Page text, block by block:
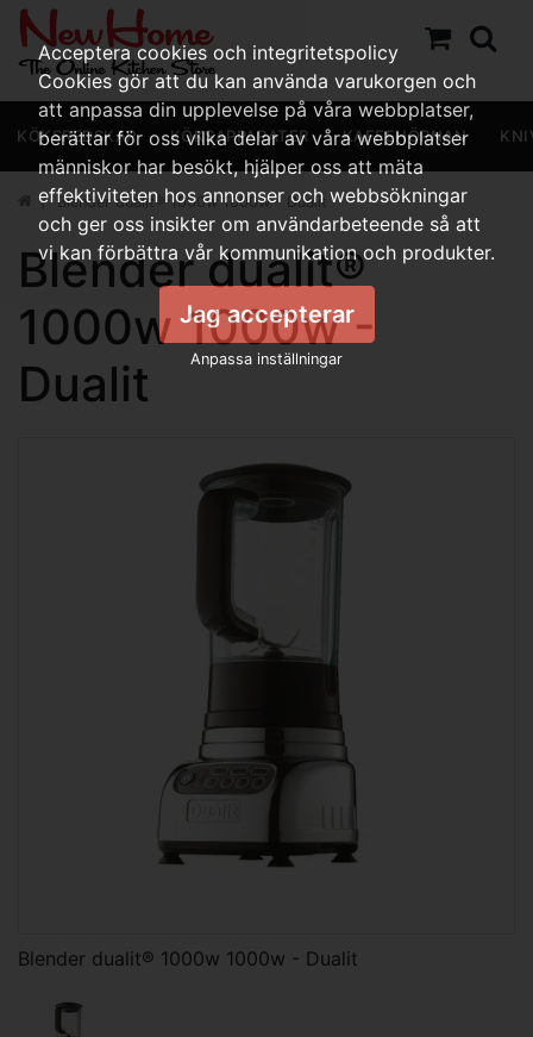
KÖKSREDSKAP KÖKSAPPARATER KAFFEHÖRNAN
Blender dualit® 1000w 1000w - Dualit
Blender dualit®
1000w 1000w -
Dualit
Blender dualit® 1000w 1000w - Dualit
Acceptera cookies och integritetspolicy
Cookies gör att du kan använda varukorgen och
att anpassa din upplevelse på våra webbplatser,
berättar för oss vilka delar av våra webbplatser
människor har besökt, hjälper oss att mäta
effektiviteten hos annonser och webbsökningar
och ger oss insikter om användarbeteende så att
vi kan förbättra vår kommunikation och produkter.
Jag accepterar
Anpassa inställningar